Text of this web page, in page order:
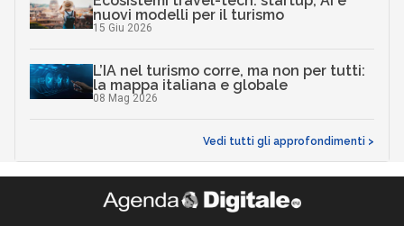
nuovi modelli per il turismo
15 Giu 2026
L’IA nel turismo corre, ma non per tutti:
la mappa italiana e globale
08 Mag 2026
Vedi tutti gli approfondimenti >